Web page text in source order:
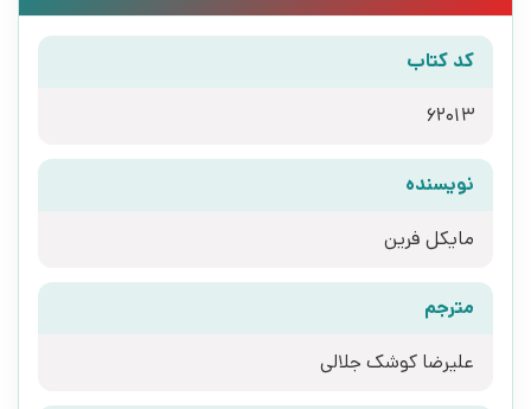
کد کتاب
62013
نویسنده
مایکل فرین
مترجم
علیرضا کوشک جلالی